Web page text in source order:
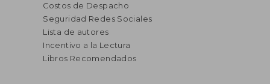
Costos de Despacho
Seguridad Redes Sociales
Lista de autores
Incentivo a la Lectura
Libros Recomendados